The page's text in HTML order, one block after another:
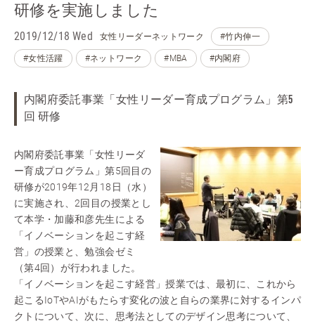
研修を実施しました
2019/12/18 Wed 女性リーダーネットワーク #竹内伸一
#女性活躍 #ネットワーク #MBA #内閣府
内閣府委託事業「女性リーダー育成プログラム」第5
回 研修
内閣府委託事業「女性リーダ
ー育成プログラム」第5回目の
研修が2019年12月18日（水）
に実施され、2回目の授業とし
て本学・加藤和彦先生による
「イノベーションを起こす経
営」の授業と、勉強会ゼミ
（第4回）が行われました。
「イノベーションを起こす経営」授業では、最初に、これから
起こるIoTやAIがもたらす変化の波と自らの業界に対するインパ
クトについて、次に、思考法としてのデザイン思考について、